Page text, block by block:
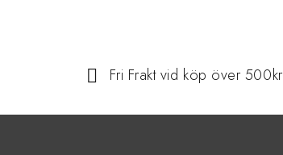
Fri Frakt vid köp över 500kr